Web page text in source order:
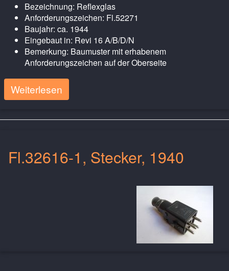
Bezeichnung: Reflexglas
Anforderungszeichen: Fl.52271
Baujahr: ca. 1944
Eingebaut in: Revi 16 A/B/D/N
Bemerkung: Baumuster mit erhabenem
Anforderungszeichen auf der Oberseite
Weiterlesen
Fl.32616-1, Stecker, 1940